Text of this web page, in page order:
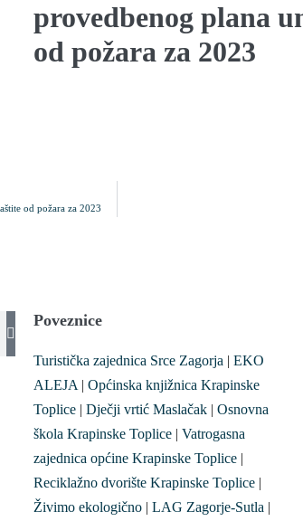
provedbenog plana
od požara za 2023
od požara za 2023
Poveznice
Turistička zajednica Srce Zagorja | EKO
ALEJA | Općinska knjižnica Krapinske
Toplice | Dječji vrtić Maslačak | Osnovna
škola Krapinske Toplice | Vatrogasna
zajednica općine Krapinske Toplice |
Reciklažno dvorište Krapinske Toplice |
Živimo ekologično | LAG Zagorje-Sutla |